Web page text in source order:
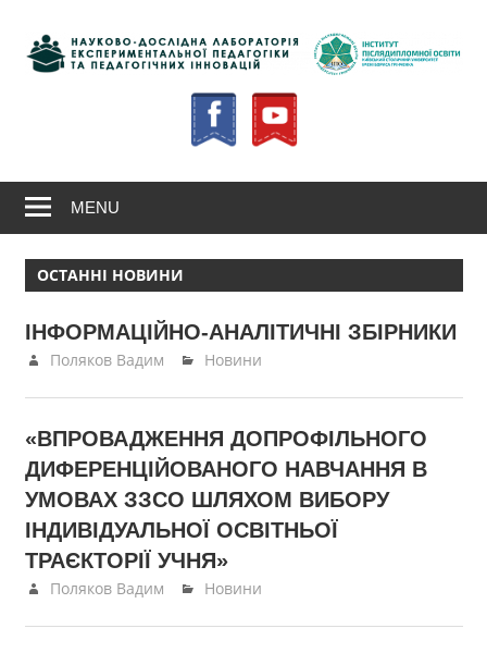
content
Науково-
дослідна
педагогіки
та
педагогічних
інновацій
MENU
ОСТАННІ НОВИНИ
ІНФОРМАЦІЙНО-АНАЛІТИЧНІ ЗБІРНИКИ
05.03.2025
Поляков Вадим Новини
«ВПРОВАДЖЕННЯ ДОПРОФІЛЬНОГО
ДИФЕРЕНЦІЙОВАНОГО НАВЧАННЯ В
УМОВАХ ЗЗСО ШЛЯХОМ ВИБОРУ
ІНДИВІДУАЛЬНОЇ ОСВІТНЬОЇ
ТРАЄКТОРІЇ УЧНЯ»
18.06.2024
Поляков Вадим Новини